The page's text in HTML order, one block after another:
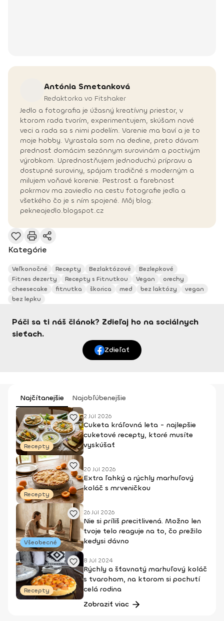
Antónia Smetanková
Redaktorka vo Fitshaker
Jedlo a fotografia je úžasný kreatívny priestor, v
ktorom rada tvorím, experimentujem, skúšam nové
veci a rada sa s nimi podelím. Varenie ma baví a je to
moje hobby. Vyrastala som na dedine, preto dávam
prednosť domácim sezónnym surovinám a poctivým
výrobkom. Uprednostňujem jednoduchú prípravu a
dostupné suroviny, spájam tradičné s moderným a
milujem voňavé korenie. Pestrosť a farebnosť
pokrmov ma zaviedlo na cestu fotografie jedla a
všetkého čo je s ním spojené. Môj blog:
pekneajedlo.blogspot.cz
Kategórie
Veľkonočné Recepty Bezlaktózové
Bezlepkové
Fitnes dezerty
Recepty s Fitnutkou Vegan
orechy
cheesecake
fitnutka škorica med bez laktózy
vegan
bez lepku
Páči sa ti náš článok? Zdieľaj ho na sociálnych
sieťach.
Zdieľať
Najčítanejšie Najobľúbenejšie
Recepty
2 Júl 2026
Cuketa kráľovná leta - najlepšie
cuketové recepty, ktoré musíte
vyskúšať
Recepty
20 Júl 2026
Extra ľahký a rýchly marhuľový
koláč s mrveničkou
Všeobecné
26 Júl 2026
Nie si príliš precitlivená. Možno len
tvoje telo reaguje na to, čo prežilo
kedysi dávno
Recepty
8 Júl 2024
Rýchly a šťavnatý marhuľový koláč
s tvarohom, na ktorom si pochutí
celá rodina
Zobraziť viac